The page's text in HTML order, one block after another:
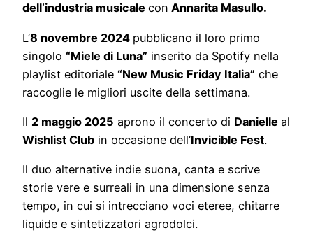
dell’industria musicale con Annarita Masullo.
L’8 novembre 2024 pubblicano il loro primo
singolo “Miele di Luna” inserito da Spotify nella
playlist editoriale “New Music Friday Italia” che
raccoglie le migliori uscite della settimana.
Il 2 maggio 2025 aprono il concerto di Danielle al
Wishlist Club in occasione dell’Invicible Fest.
Il duo alternative indie suona, canta e scrive
storie vere e surreali in una dimensione senza
tempo, in cui si intrecciano voci eteree, chitarre
liquide e sintetizzatori agrodolci.